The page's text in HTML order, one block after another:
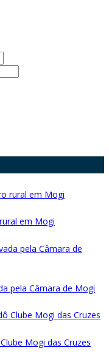
em Mogi
pela Câmara de Mogi
Mogi das Cruzes